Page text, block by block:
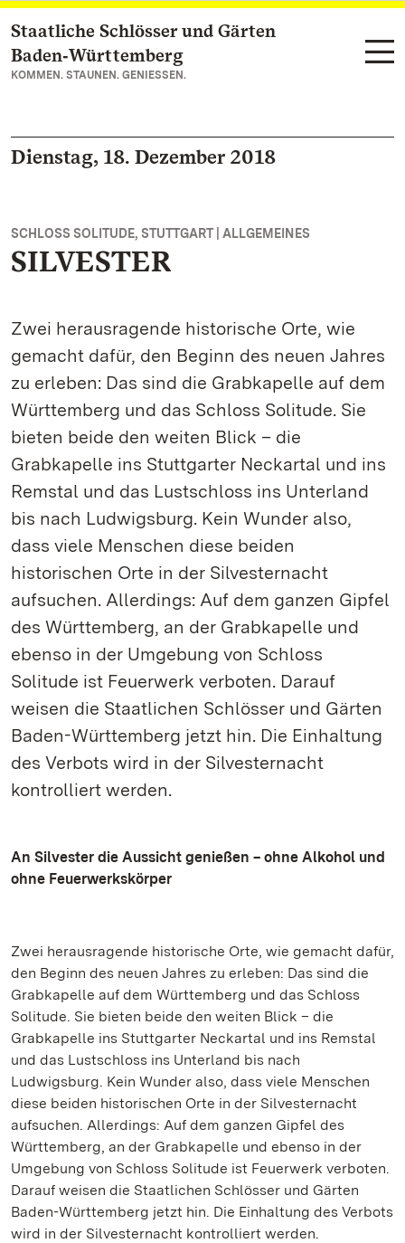
Zum Hauptinhalt springen
Staatliche Schlösser und Gärten
Baden‑Württemberg
KOMMEN. STAUNEN. GENIESSEN.
Dienstag, 18. Dezember 2018
SCHLOSS SOLITUDE, STUTTGART | ALLGEMEINES
SILVESTER
Zwei herausragende historische Orte, wie
gemacht dafür, den Beginn des neuen Jahres
zu erleben: Das sind die Grabkapelle auf dem
Württemberg und das Schloss Solitude. Sie
bieten beide den weiten Blick – die
Grabkapelle ins Stuttgarter Neckartal und ins
Remstal und das Lustschloss ins Unterland
bis nach Ludwigsburg. Kein Wunder also,
dass viele Menschen diese beiden
historischen Orte in der Silvesternacht
aufsuchen. Allerdings: Auf dem ganzen Gipfel
des Württemberg, an der Grabkapelle und
ebenso in der Umgebung von Schloss
Solitude ist Feuerwerk verboten. Darauf
weisen die Staatlichen Schlösser und Gärten
Baden-Württemberg jetzt hin. Die Einhaltung
des Verbots wird in der Silvesternacht
kontrolliert werden.
An Silvester die Aussicht genießen – ohne Alkohol und
ohne Feuerwerkskörper
Zwei herausragende historische Orte, wie gemacht dafür,
den Beginn des neuen Jahres zu erleben: Das sind die
Grabkapelle auf dem Württemberg und das Schloss
Solitude. Sie bieten beide den weiten Blick – die
Grabkapelle ins Stuttgarter Neckartal und ins Remstal
und das Lustschloss ins Unterland bis nach
Ludwigsburg. Kein Wunder also, dass viele Menschen
diese beiden historischen Orte in der Silvesternacht
aufsuchen. Allerdings: Auf dem ganzen Gipfel des
Württemberg, an der Grabkapelle und ebenso in der
Umgebung von Schloss Solitude ist Feuerwerk verboten.
Darauf weisen die Staatlichen Schlösser und Gärten
Baden-Württemberg jetzt hin. Die Einhaltung des Verbots
wird in der Silvesternacht kontrolliert werden.